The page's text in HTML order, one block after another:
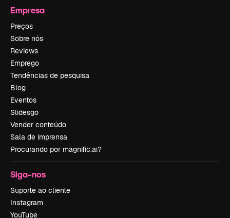
Empresa
Preços
Sobre nós
Reviews
Emprego
Tendências de pesquisa
Blog
Eventos
Slidesgo
Vender conteúdo
Sala de imprensa
Procurando por magnific.ai?
Siga-nos
Suporte ao cliente
Instagram
YouTube